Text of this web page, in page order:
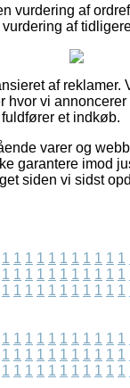
vurdering af
af
af
hvor vi annoncerer
et indkøb.
varer og
garantere imod
siden vi sidst
1 1 1 1 1 1 1 1 1 1 1
1 1 1 1 1 1 1 1 1 1 1
1 1 1 1 1 1 1 1 1 1 1
1 1 1 1 1 1 1 1 1 1 1
1 1 1 1 1 1 1 1 1 1 1
1 1 1 1 1 1 1 1 1 1 1